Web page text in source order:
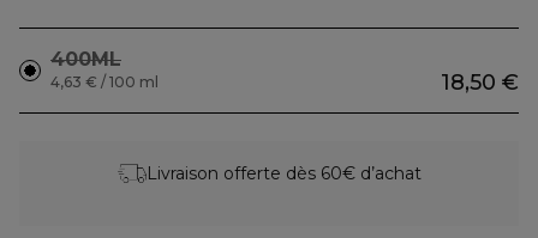
400ML
18,50 €
4,63 € / 100 ml
Livraison offerte dès 60€ d’achat